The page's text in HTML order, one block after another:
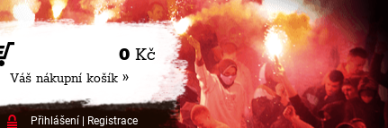
0 Kč
Váš nákupní košík »
Přihlášení| Registrace